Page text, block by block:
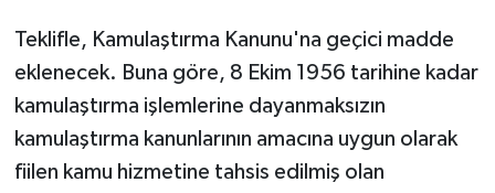
Teklifle, Kamulaştırma Kanunu'na geçici madde
eklenecek. Buna göre, 8 Ekim 1956 tarihine kadar
kamulaştırma işlemlerine dayanmaksızın
kamulaştırma kanunlarının amacına uygun olarak
fiilen kamu hizmetine tahsis edilmiş olan